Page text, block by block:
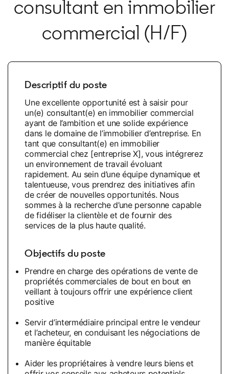
consultant en immobilier
commercial (H/F)
Descriptif du poste
Une excellente opportunité est à saisir pour
un(e) consultant(e) en immobilier commercial
ayant de l’ambition et une solide expérience
dans le domaine de l’immobilier d’entreprise. En
tant que consultant(e) en immobilier
commercial chez [entreprise X], vous intégrerez
un environnement de travail évoluant
rapidement. Au sein d’une équipe dynamique et
talentueuse, vous prendrez des initiatives afin
de créer de nouvelles opportunités. Nous
sommes à la recherche d’une personne capable
de fidéliser la clientèle et de fournir des
services de la plus haute qualité.
Objectifs du poste
Prendre en charge des opérations de vente de
propriétés commerciales de bout en bout en
veillant à toujours offrir une expérience client
positive
Servir d’intermédiaire principal entre le vendeur
et l’acheteur, en conduisant les négociations de
manière équitable
Aider les propriétaires à vendre leurs biens et